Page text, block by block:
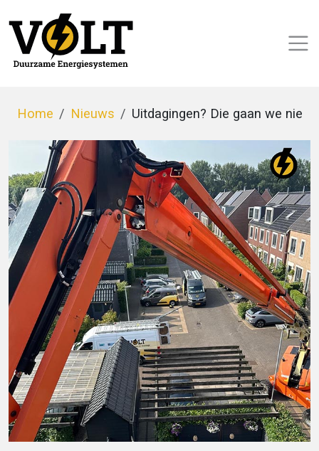
Home Nieuws Uitdagingen? Die gaan we niet